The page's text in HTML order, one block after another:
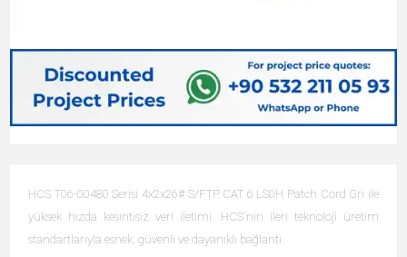
HCS T06-00480 Serisi 4x2x26# S/FTP CAT 6 LS0H Patch Cord Gri ile
yüksek hızda kesintisiz veri iletimi. HCS'nin ileri teknoloji üretim
standartlarıyla esnek, güvenli ve dayanıklı bağlantı.